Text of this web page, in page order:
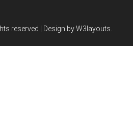
reserved | Design byW3layouts.